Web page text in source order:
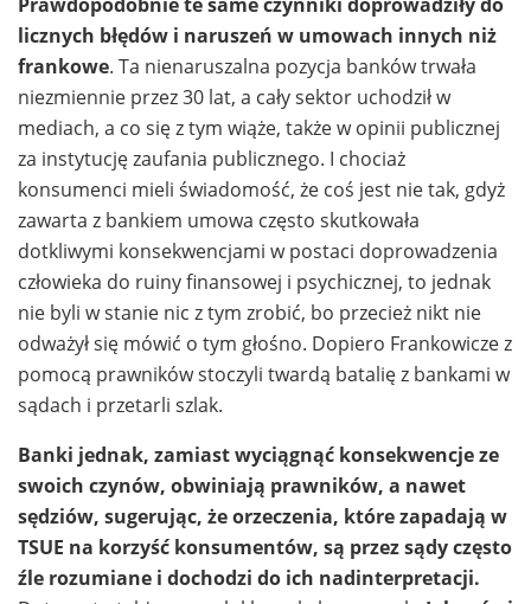
licznych błędów i naruszeń w umowach innych niż
frankowe. Ta nienaruszalna pozycja banków trwała
niezmiennie przez 30 lat, a cały sektor uchodził w
mediach, a co się z tym wiąże, także w opinii publicznej
za instytucję zaufania publicznego. I chociaż
konsumenci mieli świadomość, że coś jest nie tak, gdyż
zawarta z bankiem umowa często skutkowała
dotkliwymi konsekwencjami w postaci doprowadzenia
człowieka do ruiny finansowej i psychicznej, to jednak
nie byli w stanie nic z tym zrobić, bo przecież nikt nie
odważył się mówić o tym głośno. Dopiero Frankowicze z
pomocą prawników stoczyli twardą batalię z bankami w
sądach i przetarli szlak.
Banki jednak, zamiast wyciągnąć konsekwencje ze
swoich czynów, obwiniają prawników, a nawet
sędziów, sugerując, że orzeczenia, które zapadają w
TSUE na korzyść konsumentów, są przez sądy często
źle rozumiane i dochodzi do ich nadinterpretacji.